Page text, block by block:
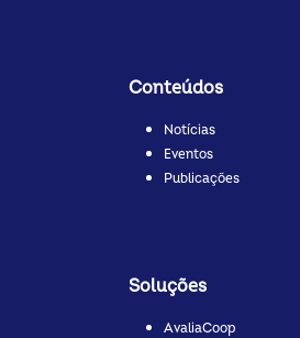
Conteúdos
Notícias
Eventos
Publicações
Soluções
AvaliaCoop